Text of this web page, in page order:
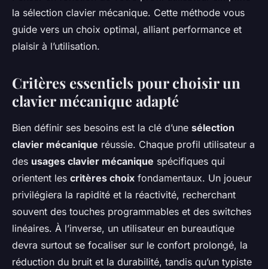
la sélection clavier mécanique. Cette méthode vous
guide vers un choix optimal, alliant performance et
plaisir à l’utilisation.
Critères essentiels pour choisir un
clavier mécanique adapté
Bien définir ses besoins est la clé d’une sélection
clavier mécanique réussie. Chaque profil utilisateur a
des usages clavier mécanique spécifiques qui
orientent les critères choix fondamentaux. Un joueur
privilégiera la rapidité et la réactivité, recherchant
souvent des touches programmables et des switches
linéaires. À l’inverse, un utilisateur en bureautique
devra surtout se focaliser sur le confort prolongé, la
réduction du bruit et la durabilité, tandis qu’un typiste